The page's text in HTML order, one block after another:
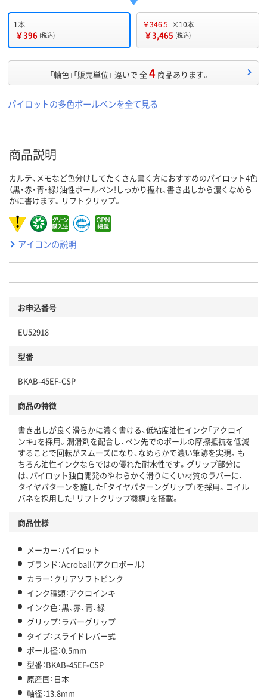
1本
￥396 (税込)
￥346.5 ×10本
￥3,465 (税込)
「軸色」「販売単位」 違いで 全4 商品あります。
パイロットの多色ボールペンを全て見る
商品説明
カルテ、メモなど色分けしてたくさん書く方におすすめのパイロット4色
（黒・赤・青・緑）油性ボールペン!しっかり握れ、書き出しから濃くなめら
かに書けます。リフトクリップ。
アイコンの説明
お申込番号
EU52918
型番
BKAB-45EF-CSP
商品の特徴
書き出しが良く滑らかに濃く書ける、低粘度油性インク「アクロイ
ンキ」を採用。潤滑剤を配合し、ペン先でのボールの摩擦抵抗を低減
することで回転がスムーズになり、なめらかで濃い筆跡を実現。も
ちろん油性インクならではの優れた耐水性です。グリップ部分に
は、パイロット独自開発のやわらかく滑りにくい材質のラバーに、
タイヤパターンを施した「タイヤパターングリップ」を採用。コイル
バネを採用した「リフトクリップ機構」を搭載。
商品仕様
メーカー：パイロット
ブランド：Acroball（アクロボール）
カラー：クリアソフトピンク
インク種類：アクロインキ
インク色：黒、赤、青、緑
グリップ：ラバーグリップ
タイプ：スライドレバー式
ボール径：0.5mm
型番：BKAB-45EF-CSP
原産国：日本
軸径：13.8mm